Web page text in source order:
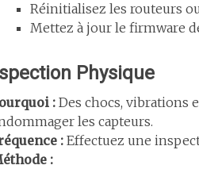
Réinitialisez les routeurs
Mettez à jour le firmware
Physique
:Des chocs, vibrations
les capteurs.
: Effectuez une
: